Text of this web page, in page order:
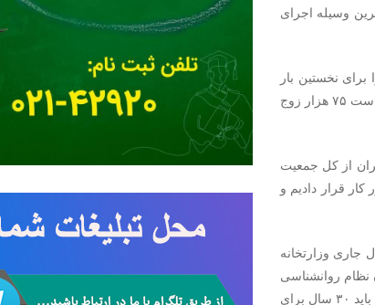
وسیله اجرای
نخستین بار
در کشور اجرا کنیم. گستردگی آموزش و کیفیت محتوای این دوره نسبت به دوره‌های قبلی بی سابقه بوده و قرار است ۷۵ هزار زوج
از کل جمعیت
قرار دادیم و
۷۵۰ هزار زوج را برنامه‌ها سال جاری وزارتخانه
آموزش‌های پیش از ازدواج را بر اساس تعرفه‌های سال ۹۵ سازمان نظام روانشناسی
برگزار کنیم نیازمند ۲۵۰ میلیارد تومان بودجه هستیم که با توجه به میزان اعتبارات معاونت ساماندهی امور جوانان باید ۳۰ سال برای